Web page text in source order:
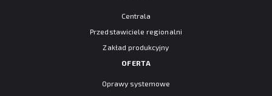
Centrala
Przedstawiciele regionalni
Zakład produkcyjny
OFERTA
Oprawy systemowe